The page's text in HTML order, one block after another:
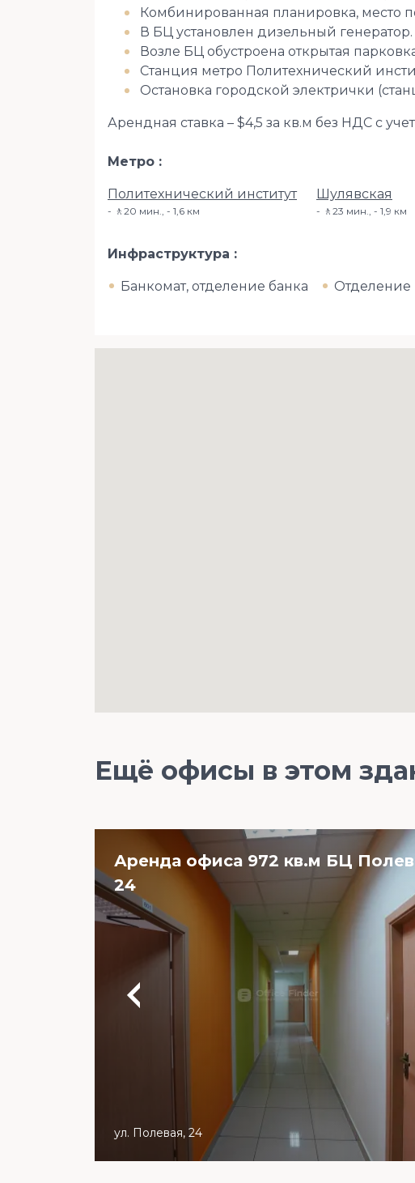
Комбинированная планировка, место
В БЦ установлен дизельный генератор.
Возле БЦ обустроена открытая
Станция метро Политехнический
Остановка городской электрички
Арендная ставка – $4,5 за кв.м без НДС с
Метро
Политехнический институт
🚶20 мин., - 1,6 км
Шулявская
🚶23 мин., - 1,9 км
Инфраструктура
Банкомат, отделение банка
Ещё офисы в этом
Аренда офиса 972 кв.м БЦ
24
ул. Полевая, 24